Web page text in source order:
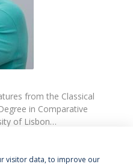
from the Classical
in Comparative
of Lisbon…
visitor data, to improve our